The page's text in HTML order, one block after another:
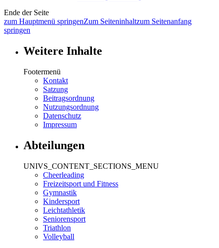
Ende der Seite
zum Hauptmenü springenZum Seiteninhaltzum Seitenanfang
springen
Weitere Inhalte
Footermenü
Kontakt
Satzung
Beitragsordnung
Nutzungsordnung
Datenschutz
Impressum
Abteilungen
UNIVS_CONTENT_SECTIONS_MENU
Cheerleading
Freizeitsport und Fitness
Gymnastik
Kindersport
Leichtathletik
Seniorensport
Triathlon
Volleyball